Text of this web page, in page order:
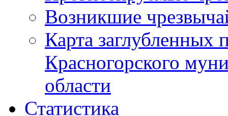
Возникшие
Карта
Красногорского
области
Статистика